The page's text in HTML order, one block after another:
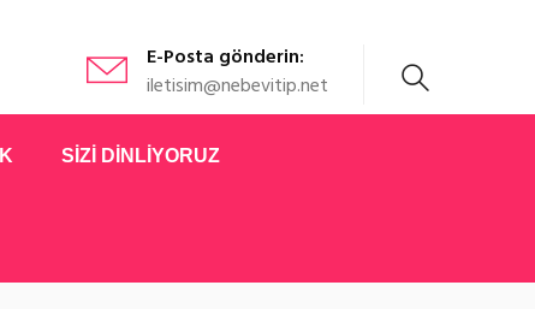
E-Posta gönderin:
iletisim@nebevitip.net
SİZİ DİNLİYORUZ